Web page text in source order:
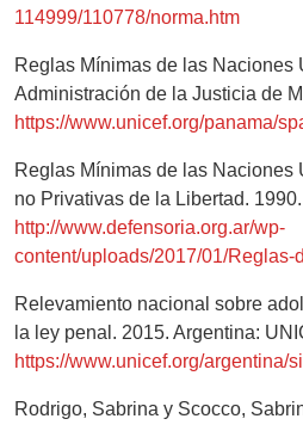
114999/110778/norma.htm
Reglas Mínimas de las Naciones
Administración de la Justicia de
https://www.unicef.org/panama/
Reglas Mínimas de las Naciones
no Privativas de la Libertad. 1990.
http://www.defensoria.org.ar/wp-
content/uploads/2017/01/Reglas-
Relevamiento nacional sobre
la ley penal. 2015. Argentina:
https://www.unicef.org/argentina/sites/unicef.org.argentina/files/
Rodrigo, Sabrina y Scocco,